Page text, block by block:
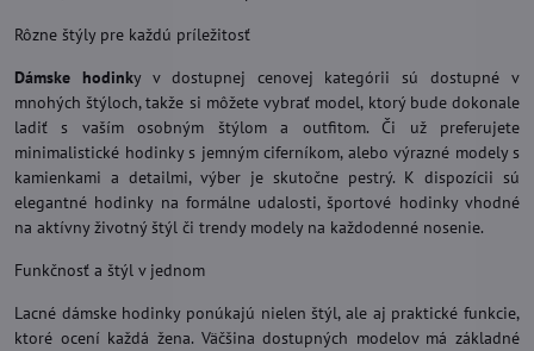
Rôzne štýly pre každú príležitosť
Dámske hodinky v dostupnej cenovej kategórii sú dostupné v
mnohých štýloch, takže si môžete vybrať model, ktorý bude dokonale
ladiť s vaším osobným štýlom a outfitom. Či už preferujete
minimalistické hodinky s jemným ciferníkom, alebo výrazné modely s
kamienkami a detailmi, výber je skutočne pestrý. K dispozícii sú
elegantné hodinky na formálne udalosti, športové hodinky vhodné
na aktívny životný štýl či trendy modely na každodenné nosenie.
Funkčnosť a štýl v jednom
Lacné dámske hodinky ponúkajú nielen štýl, ale aj praktické funkcie,
ktoré ocení každá žena. Väčšina dostupných modelov má základné